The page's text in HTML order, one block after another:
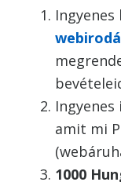
amit mi
1000